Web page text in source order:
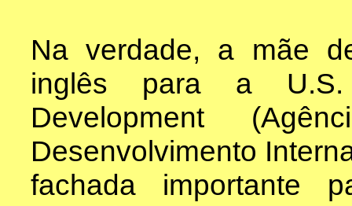
Na verdade, a mãe
inglês para a U.S.
Development
Desenvolvimento
fachada importante